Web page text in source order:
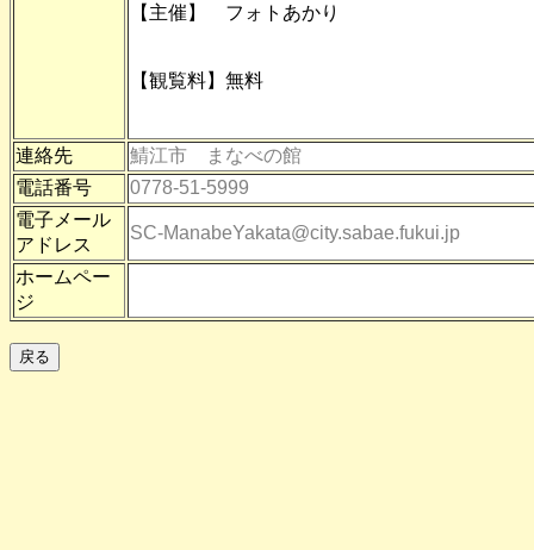
【主催】 フォトあかり
【観覧料】無料
連絡先
鯖江市 まなべの館
電話番号
0778-51-5999
電子メール
アドレス
SC-ManabeYakata@city.sabae.fukui.jp
ホームペー
ジ